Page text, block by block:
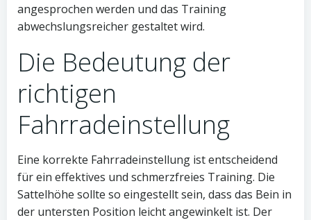
angesprochen werden und das Training
abwechslungsreicher gestaltet wird.
Die Bedeutung der
richtigen
Fahrradeinstellung
Eine korrekte Fahrradeinstellung ist entscheidend
für ein effektives und schmerzfreies Training. Die
Sattelhöhe sollte so eingestellt sein, dass das Bein in
der untersten Position leicht angewinkelt ist. Der